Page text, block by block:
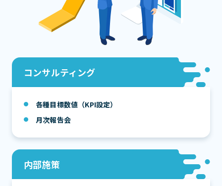
コンサルティング
各種目標数値（KPI設定）
月次報告会
内部施策